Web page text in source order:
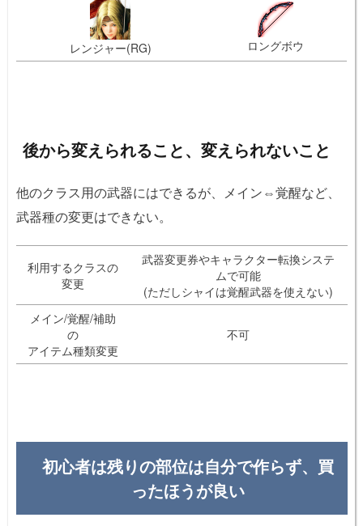
レンジャー(RG) ロングボウ
後から変えられること、変えられないこと
他のクラス用の武器にはできるが、メイン⇔覚醒など、
武器種の変更はできない。
利用するクラスの
変更
武器変更券やキャラクター転換システ
ムで可能
(ただしシャイは覚醒武器を使えない)
メイン/覚醒/補助
の
アイテム種類変更
不可
初心者は残りの部位は自分で作らず、買
ったほうが良い